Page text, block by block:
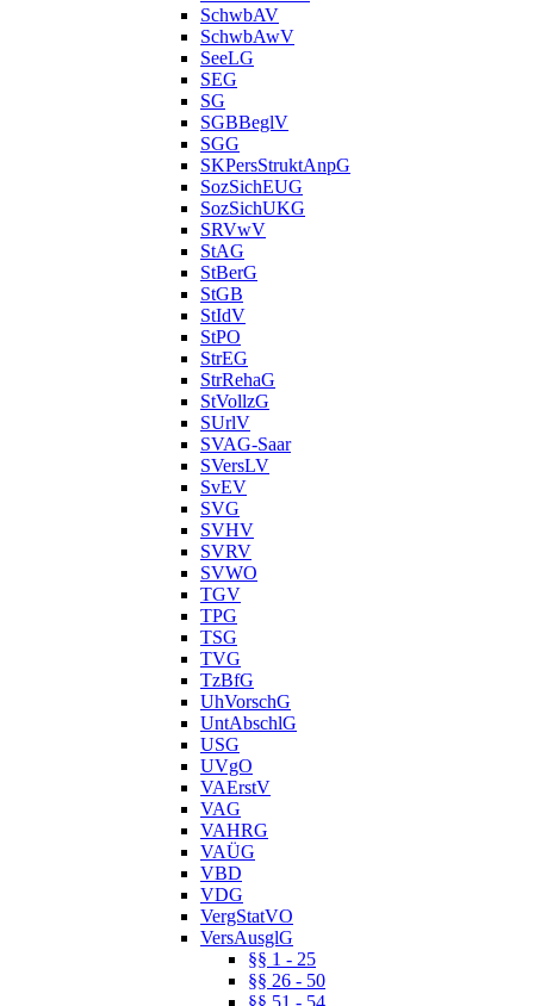
SchwbAV
SchwbAwV
SeeLG
SEG
SG
SGBBeglV
SGG
SKPersStruktAnpG
SozSichEUG
SozSichUKG
SRVwV
StAG
StBerG
StGB
StIdV
StPO
StrEG
StrRehaG
StVollzG
SUrlV
SVAG-Saar
SVersLV
SvEV
SVG
SVHV
SVRV
SVWO
TGV
TPG
TSG
TVG
TzBfG
UhVorschG
UntAbschlG
USG
UVgO
VAErstV
VAG
VAHRG
VAÜG
VBD
VDG
VergStatVO
VersAusglG
§§ 1 - 25
§§ 26 - 50
§§ 51 - 54